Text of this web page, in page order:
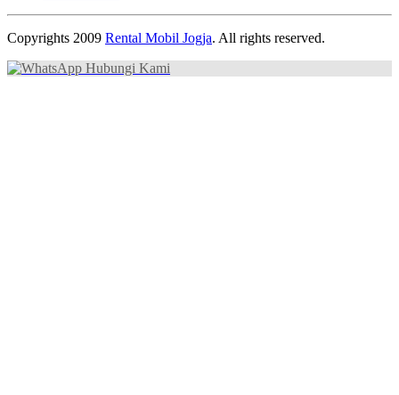
Copyrights 2009 Rental Mobil Jogja. All rights reserved.
Hubungi Kami